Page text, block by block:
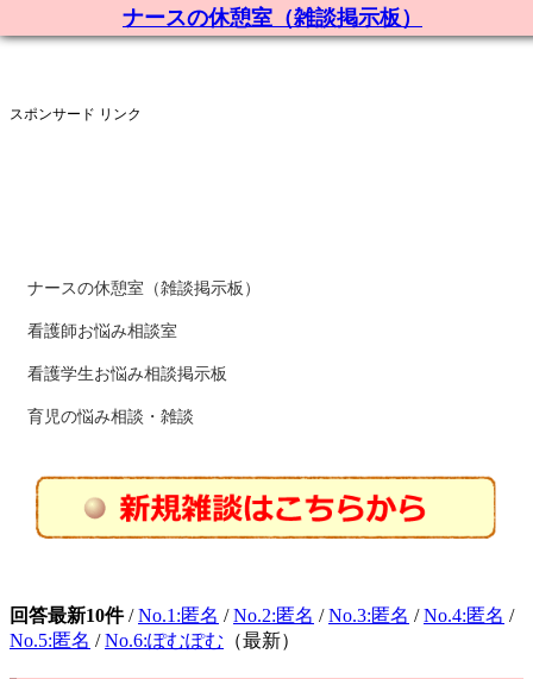
ナースの休憩室（雑談掲示板）
スポンサード リンク
ナースの休憩室（雑談掲示板）
看護師お悩み相談室
看護学生お悩み相談掲示板
育児の悩み相談・雑談
回答最新10件/No.1:匿名 /No.2:匿名 /No.3:匿名 /No.4:匿名 /
No.5:匿名 /No.6:ぽむぽむ （最新）